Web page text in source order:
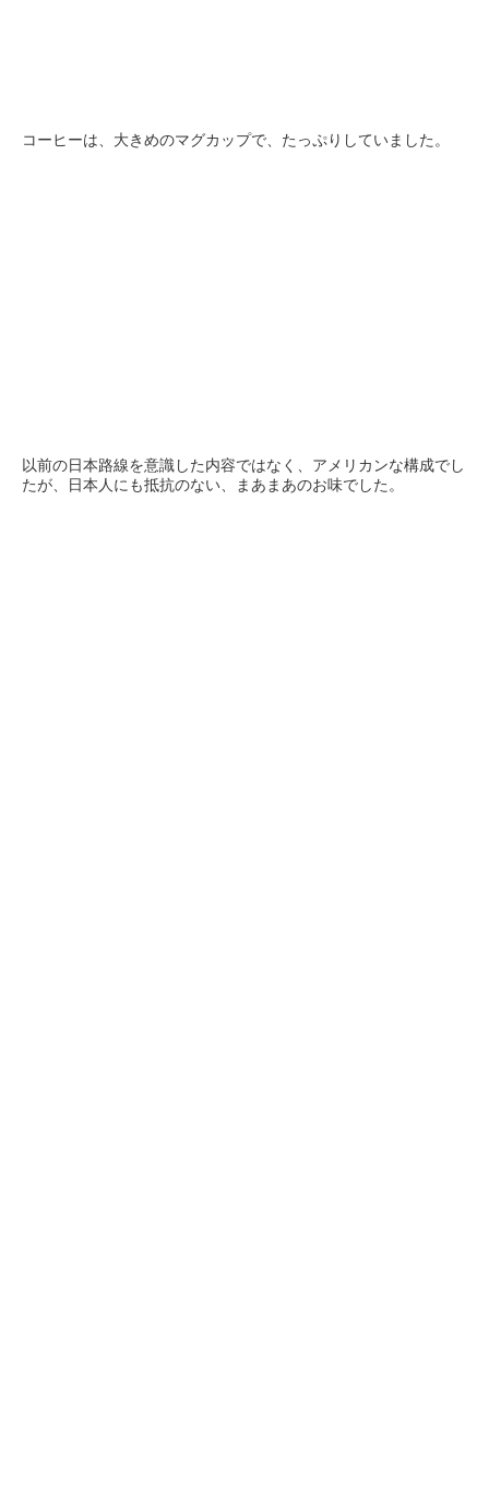
コーヒーは、大きめのマグカップで、たっぷりしていました。
以前の日本路線を意識した内容ではなく、アメリカンな構成でし
たが、日本人にも抵抗のない、まあまあのお味でした。